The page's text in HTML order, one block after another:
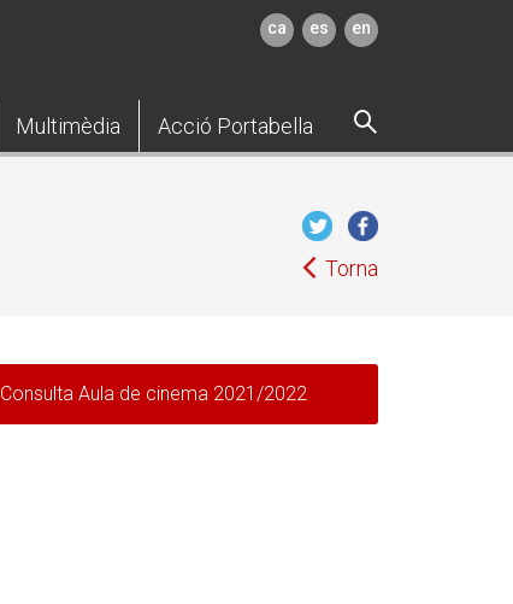
ca es en
Multimèdia Acció Portabella
Torna
Consulta Aula de cinema 2021/2022